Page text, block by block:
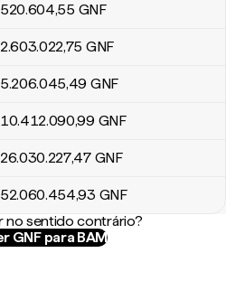
520.604,55 GNF
2.603.022,75 GNF
5.206.045,49 GNF
10.412.090,99 GNF
26.030.227,47 GNF
52.060.454,93 GNF
no sentido contrário?
GNF para BAM